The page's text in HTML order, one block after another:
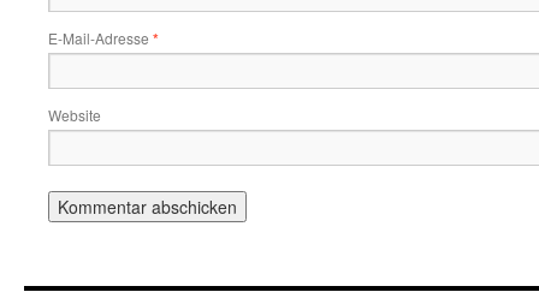
E-Mail-Adresse *
Website